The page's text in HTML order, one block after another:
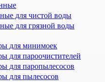
для чистой воды
для грязной воды
для минимоек
для пароочистителей
для паропылесосов
для пылесосов